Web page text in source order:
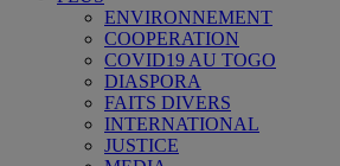
ENVIRONNEMENT
COOPERATION
COVID19 AU TOGO
DIASPORA
FAITS DIVERS
INTERNATIONAL
JUSTICE